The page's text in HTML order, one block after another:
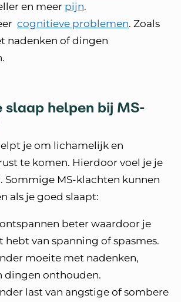
en meer pijn.
cognitieve problemen. Zoals
nadenken of dingen
slaap helpen bij MS-
je om lichamelijk en
te komen. Hierdoor voel je je
Sommige MS-klachten kunnen
als je goed slaapt:
beter waardoor je
hebt van spanning of spasmes.
moeite met nadenken,
dingen onthouden.
last van angstige of sombere